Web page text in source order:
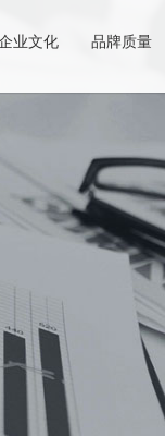
业文化 品牌质量